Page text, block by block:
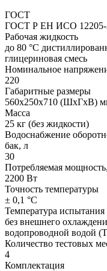
ГОСТ
ГОСТ Р ЕН ИСО 12205-
Рабочая жидкость
до 80 °С
глицериновая смесь
Номинальное
220
Габаритные размеры
560х250х710 (ШхГхВ)
Масса
25 кг (без жидкости)
Водоснабжение
бак, л
30
Потребляемая
2200 Вт
Точность температуры
± 0,1 °С
Температура испытания
без внешнего
водопроводной водой
Количество тестовых
4
Комплектация